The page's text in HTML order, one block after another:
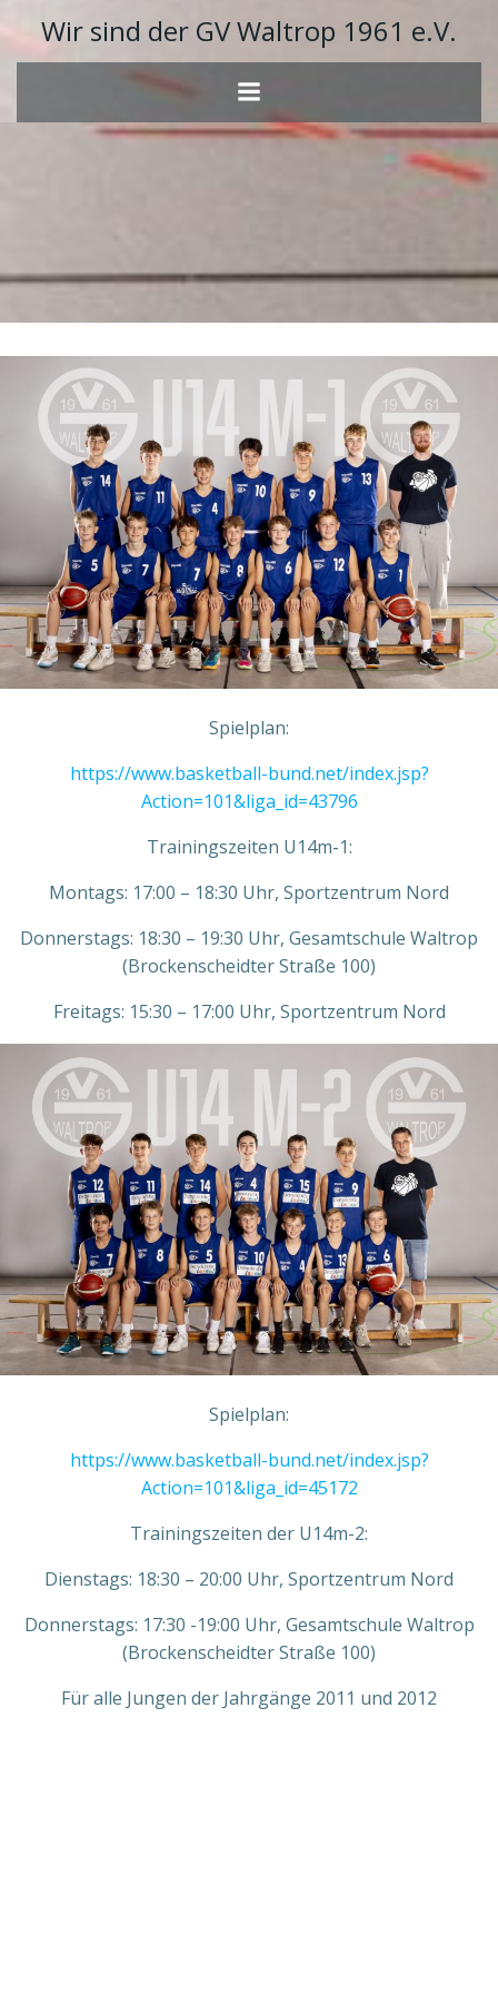
Inhalt
springen
Wir sind der GV Waltrop 1961 e.V.
Spielplan:
https://www.basketball-bund.net/index.jsp?
Action=101&liga_id=43796
Trainingszeiten U14m-1:
Montags: 17:00 – 18:30 Uhr, Sportzentrum Nord
Donnerstags: 18:30 – 19:30 Uhr, Gesamtschule Waltrop
(Brockenscheidter Straße 100)
Freitags: 15:30 – 17:00 Uhr, Sportzentrum Nord
Spielplan:
https://www.basketball-bund.net/index.jsp?
Action=101&liga_id=45172
Trainingszeiten der U14m-2:
Dienstags: 18:30 – 20:00 Uhr, Sportzentrum Nord
Donnerstags: 17:30 -19:00 Uhr, Gesamtschule Waltrop
(Brockenscheidter Straße 100)
Für alle Jungen der Jahrgänge 2011 und 2012